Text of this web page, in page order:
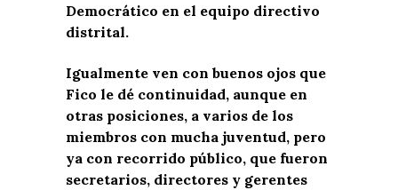
Democrático en el equipo directivo
distrital.
Igualmente ven con buenos ojos que
Fico le dé continuidad, aunque en
otras posiciones, a varios de los
miembros con mucha juventud, pero
ya con recorrido público, que fueron
secretarios, directores y gerentes